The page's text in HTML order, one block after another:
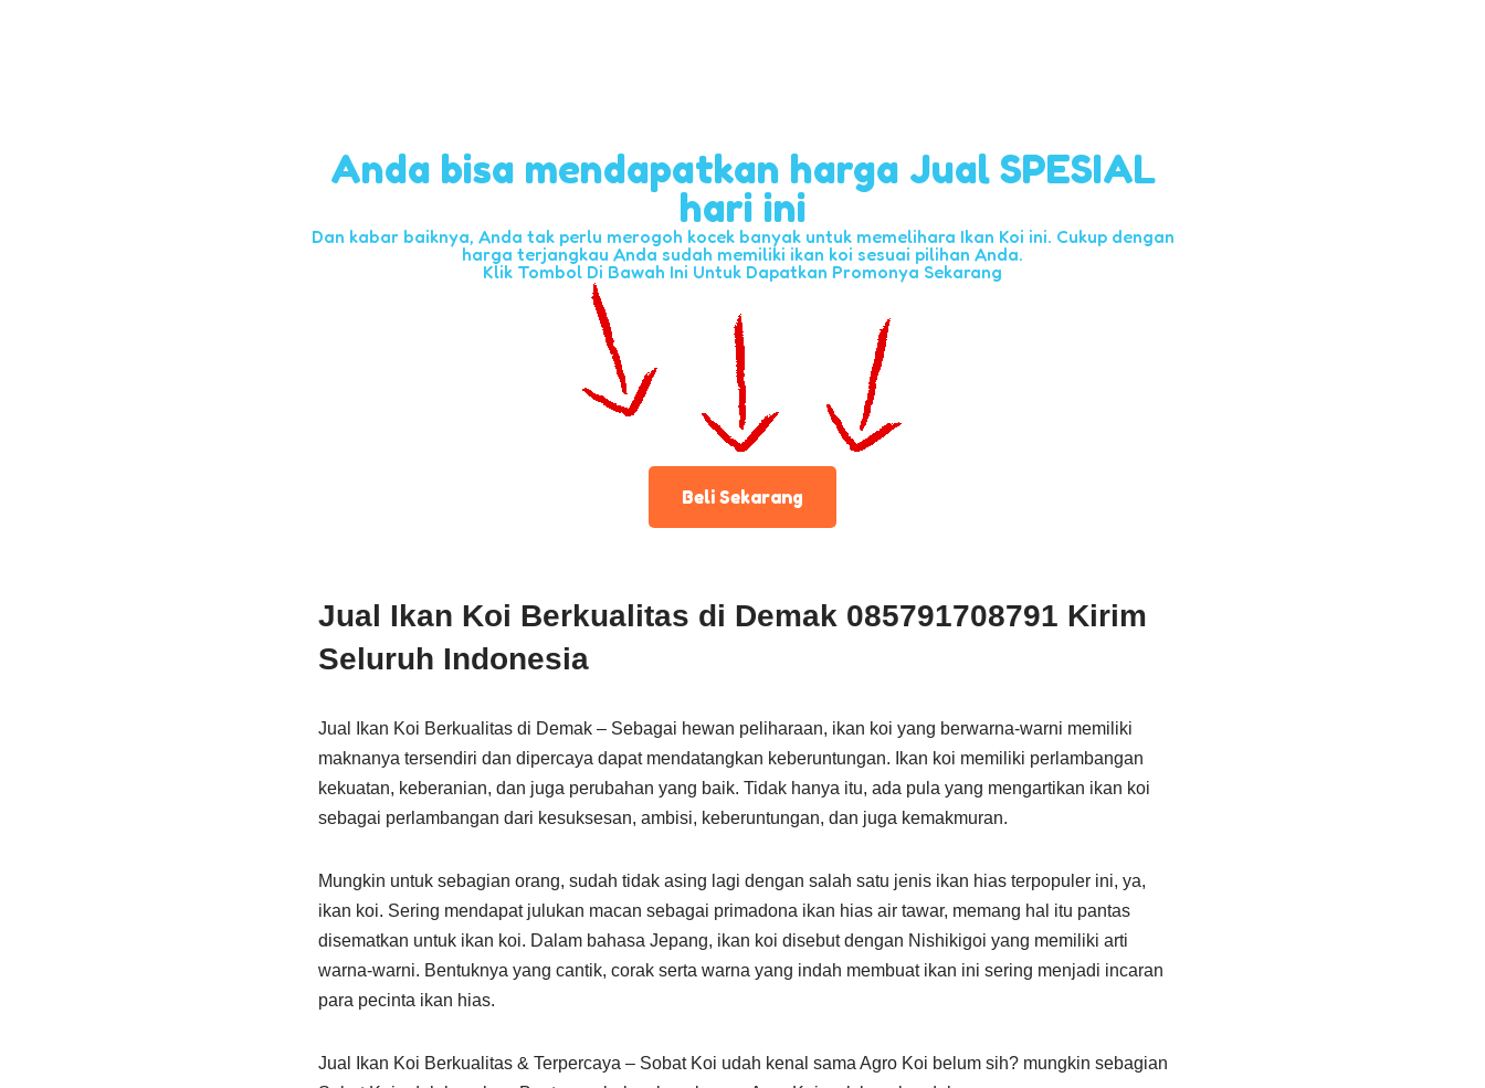
Anda bisa mendapatkan harga Jual SPESIAL
hari ini
Dan kabar baiknya, Anda tak perlu merogoh kocek banyak untuk memelihara Ikan Koi ini. Cukup dengan
harga terjangkau Anda sudah memiliki ikan koi sesuai pilihan Anda.
Klik Tombol Di Bawah Ini Untuk Dapatkan Promonya Sekarang
Beli Sekarang
Jual Ikan Koi Berkualitas di Demak 085791708791 Kirim
Seluruh Indonesia
Jual Ikan Koi Berkualitas di Demak – Sebagai hewan peliharaan, ikan koi yang berwarna-warni memiliki
maknanya tersendiri dan dipercaya dapat mendatangkan keberuntungan. Ikan koi memiliki perlambangan
kekuatan, keberanian, dan juga perubahan yang baik. Tidak hanya itu, ada pula yang mengartikan ikan koi
sebagai perlambangan dari kesuksesan, ambisi, keberuntungan, dan juga kemakmuran.
Mungkin untuk sebagian orang, sudah tidak asing lagi dengan salah satu jenis ikan hias terpopuler ini, ya,
ikan koi. Sering mendapat julukan macan sebagai primadona ikan hias air tawar, memang hal itu pantas
disematkan untuk ikan koi. Dalam bahasa Jepang, ikan koi disebut dengan Nishikigoi yang memiliki arti
warna-warni. Bentuknya yang cantik, corak serta warna yang indah membuat ikan ini sering menjadi incaran
para pecinta ikan hias.
Jual Ikan Koi Berkualitas & Terpercaya – Sobat Koi udah kenal sama Agro Koi belum sih? mungkin sebagian